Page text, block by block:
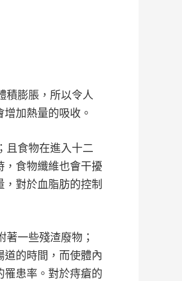
積膨脹，所以令人
加熱量的吸收。
且食物在進入十二
，食物纖維也會干擾
對於血脂肪的控制
一些殘渣廢物；
道的時間，而使體內
罹患率。對於痔瘡的